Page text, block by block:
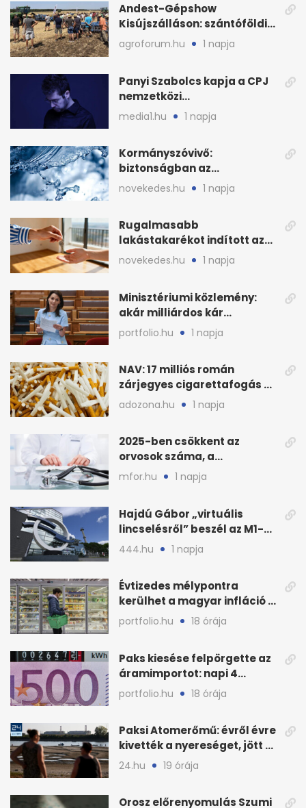
Andest-Gépshow
Kisújszálláson: szántóföldi
bemutató 2026. augusztus
12-én
agroforum.hu 1 napja
Panyi Szabolcs kapja a CPJ
nemzetközi
sajtószabadság-díját
media1.hu 1 napja
Kormányszóvivő:
biztonságban az
ivóvízkészlet, nincs
stratégiai vízhiány
novekedes.hu 1 napja
Rugalmasabb
lakástakarékot indított az
OTP: két köztes kilépéssel
novekedes.hu 1 napja
Minisztériumi közlemény:
akár milliárdos kár
fenyegette Budapest fáit
portfolio.hu 1 napja
NAV: 17 milliós román
zárjegyes cigarettafogás az
M1-esen
adozona.hu 1 napja
2025-ben csökkent az
orvosok száma, a
háziorvosokra még több
mfor.hu 1 napja
Hajdú Gábor „virtuális
lincselésről” beszél az M1-
ből kirúgása után
444.hu 1 napja
Évtizedes mélypontra
kerülhet a magyar infláció a
KSH új adata szerint
portfolio.hu 18 órája
Paks kiesése felpörgette az
áramimportot: napi 4
milliárd forintos számla
portfolio.hu 18 órája
Paksi Atomerőmű: évről évre
kivették a nyereséget, jött a
baj
24.hu 19 órája
Orosz előrenyomulás Szumi